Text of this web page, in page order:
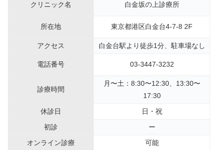
クリニック名 白金坂の上診療所
所在地 東京都港区白金台4-7-8 2F
アクセス 白金台駅より徒歩1分、駐車場なし
電話番号 03-3447-3232
診療時間
月〜土：8:30〜12:30、13:30〜
17:30
休診日
日・祝
初診
ー
オンライン診療
可能